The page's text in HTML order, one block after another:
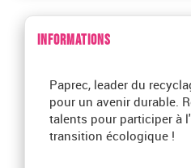
INFORMATIONS
Paprec, leader du
pour un avenir durable.
talents pour participer à
transition écologique !